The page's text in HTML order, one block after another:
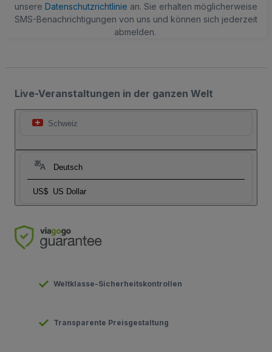
unsere Datenschutzrichtlinie an. Sie erhalten möglicherweise
SMS-Benachrichtigungen von uns und können sich jederzeit
abmelden.
Live-Veranstaltungen in der ganzen Welt
Schweiz
Deutsch
US$ US Dollar
Weltklasse-Sicherheitskontrollen
Transparente Preisgestaltung